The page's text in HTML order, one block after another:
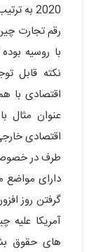
2020 به ترتیب معادل 565 و 38 میلیارد دلار
با روسیه
نکته قابل
اقتصادی با
عنوان مثال
اقتصادی
طرف در خصوص
دارای مواضع
گرفتن روز
های حقوق